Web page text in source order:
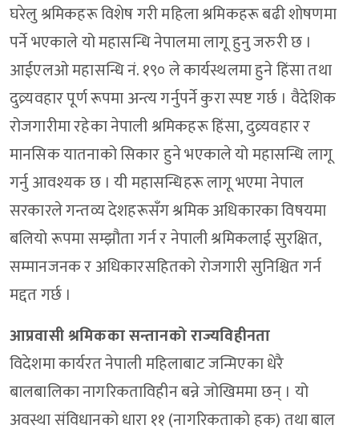
घरेलु श्रमिकहरू विशेष गरी महिला श्रमिकहरू बढी शोषणमा
पर्ने भएकाले यो महासन्धि नेपालमा लागू हुनु जरुरी छ ।
आईएलओ महासन्धि नं. १९० ले कार्यस्थलमा हुने हिंसा तथा
दुव्र्यवहार पूर्ण रूपमा अन्त्य गर्नुपर्ने कुरा स्पष्ट गर्छ । वैदेशिक
रोजगारीमा रहेका नेपाली श्रमिकहरू हिंसा, दुव्र्यवहार र
मानसिक यातनाको सिकार हुने भएकाले यो महासन्धि लागू
गर्नु आवश्यक छ । यी महासन्धिहरू लागू भएमा नेपाल
सरकारले गन्तव्य देशहरूसँग श्रमिक अधिकारका विषयमा
बलियो रूपमा सम्झौता गर्न र नेपाली श्रमिकलाई सुरक्षित,
सम्मानजनक र अधिकारसहितको रोजगारी सुनिश्चित गर्न
मद्दत गर्छ ।
आप्रवासी श्रमिकका सन्तानको राज्यविहीनता
विदेशमा कार्यरत नेपाली महिलाबाट जन्मिएका धेरै
बालबालिका नागरिकताविहीन बन्ने जोखिममा छन् । यो
अवस्था संविधानको धारा ११ (नागरिकताको हक) तथा बाल